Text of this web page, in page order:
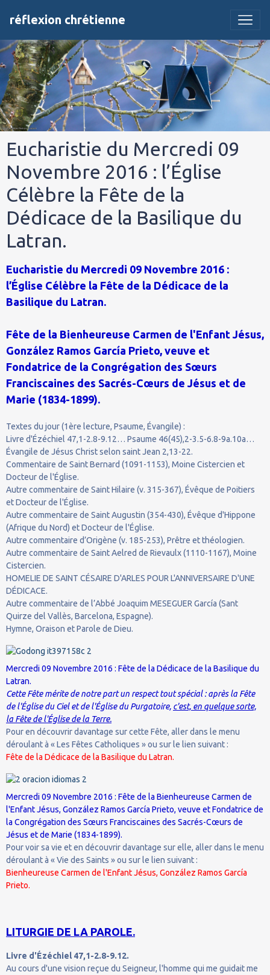
réflexion chrétienne
Eucharistie du Mercredi 09
Novembre 2016 : l’Église
Célèbre la Fête de la
Dédicace de la Basilique du
Latran.
Eucharistie du Mercredi 09 Novembre 2016 :
l’Église Célèbre la Fête de la Dédicace de la
Basilique du Latran.
Fête de la Bienheureuse Carmen de l'Enfant Jésus,
González Ramos García Prieto, veuve et
Fondatrice de la Congrégation des Sœurs
Franciscaines des Sacrés-Cœurs de Jésus et de
Marie (1834-1899).
Textes du jour (1ère lecture, Psaume, Évangile) :
Livre d'Ézéchiel 47,1-2.8-9.12… Psaume 46(45),2-3.5-6.8-9a.10a…
Évangile de Jésus Christ selon saint Jean 2,13-22.
Commentaire de Saint Bernard (1091-1153), Moine Cistercien et
Docteur de l'Église.
Autre commentaire de Saint Hilaire (v. 315-367), Évêque de Poitiers
et Docteur de l'Église.
Autre commentaire de Saint Augustin (354-430), Évêque d'Hippone
(Afrique du Nord) et Docteur de l'Église.
Autre commentaire d’Origène (v. 185-253), Prêtre et théologien.
Autre commentaire de Saint Aelred de Rievaulx (1110-1167), Moine
Cistercien.
HOMELIE DE SAINT CÉSAIRE D'ARLES POUR L'ANNIVERSAIRE D'UNE
DÉDICACE.
Autre commentaire de l’Abbé Joaquim MESEGUER García (Sant
Quirze del Vallès, Barcelona, Espagne).
Hymne, Oraison et Parole de Dieu.
Mercredi 09 Novembre 2016 : Fête de la Dédicace de la Basilique du
Latran.
Cette Fête mérite de notre part un respect tout spécial : après la Fête
de l'Église du Ciel et de l'Église du Purgatoire, c'est, en quelque sorte,
la Fête de l'Église de la Terre.
Pour en découvrir davantage sur cette Fête, aller dans le menu
déroulant à « Les Fêtes Catholiques » ou sur le lien suivant :
Fête de la Dédicace de la Basilique du Latran.
Mercredi 09 Novembre 2016 : Fête de la Bienheureuse Carmen de
l'Enfant Jésus, González Ramos García Prieto, veuve et Fondatrice de
la Congrégation des Sœurs Franciscaines des Sacrés-Cœurs de
Jésus et de Marie (1834-1899).
Pour voir sa vie et en découvrir davantage sur elle, aller dans le menu
déroulant à « Vie des Saints » ou sur le lien suivant :
Bienheureuse Carmen de l'Enfant Jésus, González Ramos García
Prieto.
LITURGIE DE LA PAROLE.
Livre d'Ézéchiel 47,1-2.8-9.12.
Au cours d'une vision reçue du Seigneur, l'homme qui me guidait me